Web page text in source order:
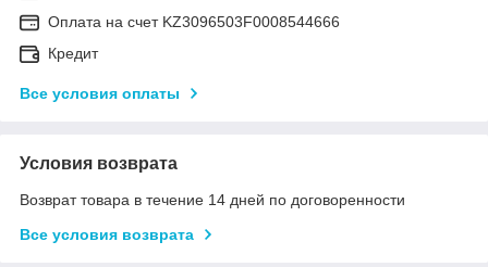
Оплата на счет KZ3096503F0008544666
Кредит
Все условия оплаты
Условия возврата
Возврат товара в течение 14 дней по договоренности
Все условия возврата